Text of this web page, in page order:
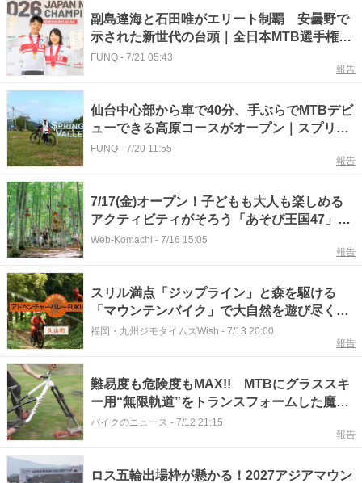
副島達海と石田唯がエリート制覇 安曇野で
示された新世代の台頭｜全日本MTB選手権
XCO2026
FUNQ - 7/21 05:43
報告
仙台中心部から車で40分、手ぶらでMTBデビ
ューできる高原コースがオープン｜スプリン
グバレー仙台泉
FUNQ - 7/20 11:55
報告
7/17(金)オープン！子どもも大人も楽しめる
アクティビティがそろう「あそび王国47」で
信州の大自然を満喫♪～9/23(水･祝)までのグ
Web-Komachi - 7/16 15:05
報告
スリル満点「ジップライン」と森を駆ける
「マウンテンバイク」で大自然を遊び尽くそ
う！（福岡・久山町）【ふるさとWish】
福岡・九州ジモタイムズWish - 7/13 20:00
報告
難易度も危険度もMAX!! MTBにグラススキ
ー用“無限軌道”をトランスフォームした魔改
造動画に反響
バイクのニュース - 7/12 21:15
報告
ロス五輪出場枠が懸かる！2027アジアマウン